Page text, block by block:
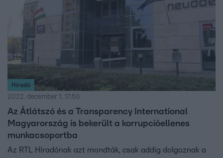
Híradó
2022. december 1. 17:50
Az Átlátszó és a Transparency International
Magyarország is bekerült a korrupcióellenes
munkacsoportba
Az RTL Híradónak azt mondták, csak addig dolgoznak a